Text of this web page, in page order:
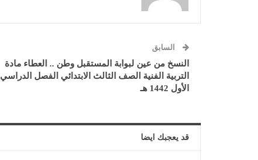
السابق
النسخ من عين لبوابة المستقبل وطن .. العطاء مادة
التربية الفنية الصف الثالث الابتدائي الفصل الدراسي
الأول 1442 هـ
قد يعجبك ايضا